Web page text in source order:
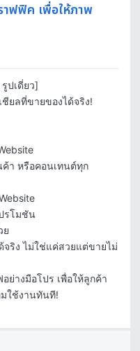
ฟฟิค เพื่อให้ภาพ
ปเดี่ยว]
ยลที่ขายของได้จริง!
า หรือคอนเทนต์ทุก
รโมชัน
ย
ริง ไม่ใช่แค่สวยแต่ขายไม่
ย่างมือโปร เพื่อให้ลูกค้า
ใช้งานทันที!